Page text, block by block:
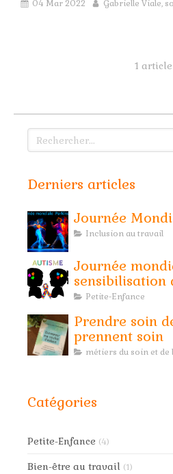
04 Mar 2022 Gabrielle Viale,
1 article
Rechercher
Derniers articles
Journée
Inclusion au travail
Journée
sensibilisation
Petite-Enfance
Prendre soin
prennent soin
métiers du soin et
Catégories
Petite-Enfance (4)
Bien-être au travail (1)